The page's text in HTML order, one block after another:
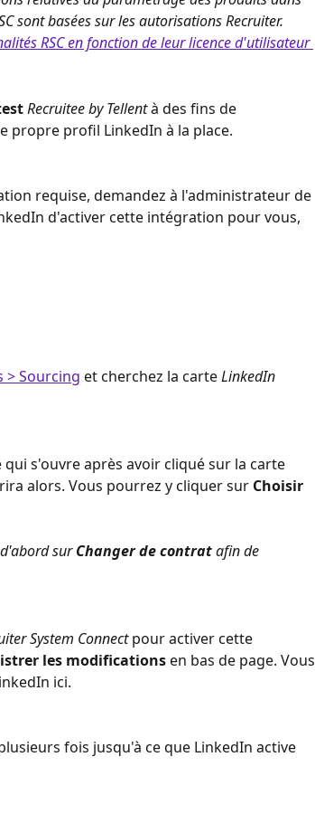
sont basées sur les autorisations Recruiter.
RSC en fonction de leur licence d'utilisateur
Recruitee by Tellent à des fins de
propre profil LinkedIn à la place.
requise, demandez à l'administrateur de
d'activer cette intégration pour vous,
> Sourcing et cherchez la carte LinkedIn
s'ouvre après avoir cliqué sur la carte
alors. Vous pourrez y cliquer sur Choisir
sur Changer de contrat afin de
System Connect pour activer cette
les modifications en bas de page. Vous
ici.
fois jusqu'à ce que LinkedIn active